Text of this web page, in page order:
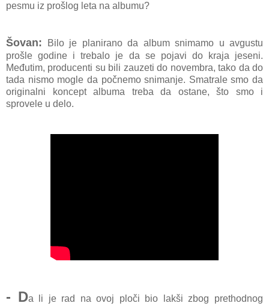
pesmu iz prošlog leta na albumu?
Šovan: Bilo je planirano da album snimamo u avgustu
prošle godine i trebalo je da se pojavi do kraja jeseni.
Međutim, producenti su bili zauzeti do novembra, tako da do
tada nismo mogle da počnemo snimanje. Smatrale smo da
originalni koncept albuma treba da ostane, što smo i
sprovele u delo.
- Da li je rad na ovoj ploči bio lakši zbog prethodnog